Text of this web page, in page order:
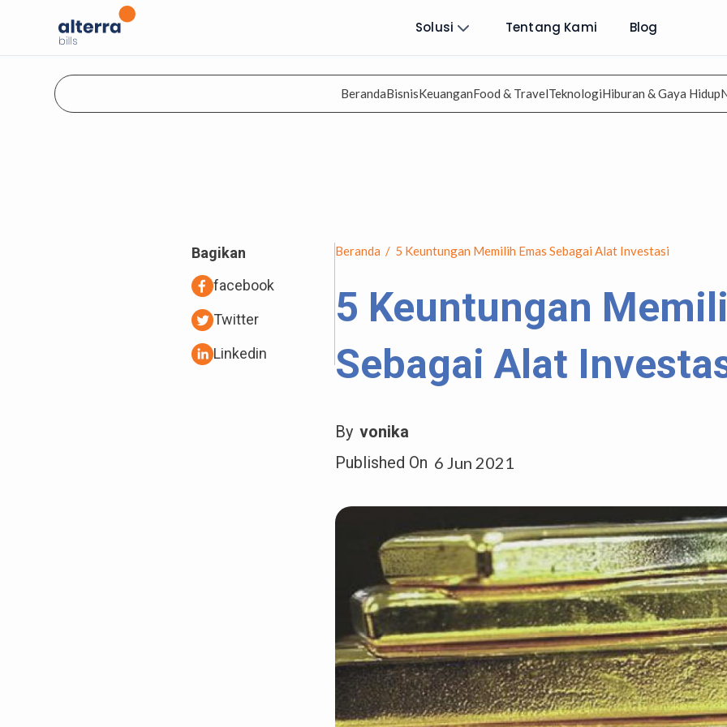
Solusi Tentang Kami Blog
BerandaBisnisKeuanganFood & TravelTeknologiHiburan & Gaya Hidup
Bagikan
facebook
Twitter
Linkedin
Beranda / 5 Keuntungan Memilih Emas Sebagai Alat Investasi
5 Keuntungan
Sebagai Alat
By vonika
Published On 6 Jun 2021